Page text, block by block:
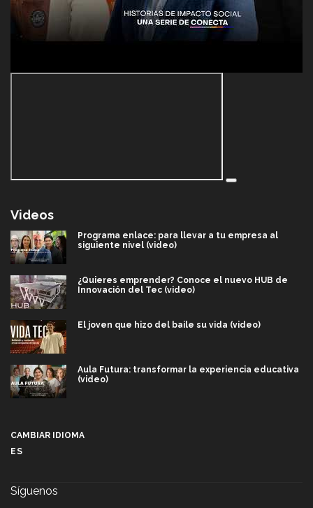
Videos
Programa enlace: para llevar a tu empresa al
siguiente nivel (video)
¿Quieres emprender? Conoce el nuevo HUB de
Innovación del Tec (video)
El joven que hizo del baile su vida (video)
Aula Futura: transformar la experiencia educativa
(video)
CAMBIAR IDIOMA
ES
Síguenos